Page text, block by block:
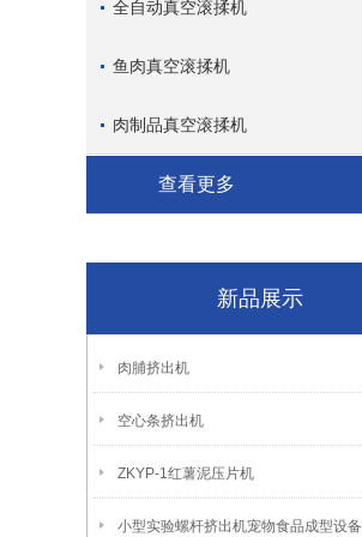
全自动真空滚揉机
鱼肉真空滚揉机
肉制品真空滚揉机
查看更多
新品展示
肉脯挤出机
空心条挤出机
ZKYP-1红薯泥压片机
小型实验螺杆挤出机宠物食品成型设备